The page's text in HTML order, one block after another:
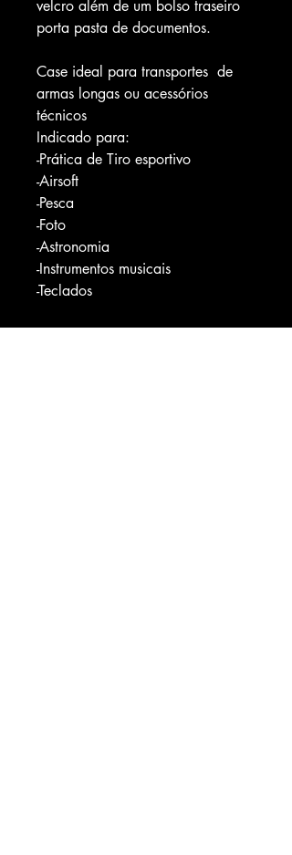
velcro além de um bolso traseiro
porta pasta de documentos.
Case ideal para transportes de
armas longas ou acessórios
técnicos
Indicado para:
-Prática de Tiro esportivo
-Airsoft
-Pesca
-Foto
-Astronomia
-Instrumentos musicais
-Teclados